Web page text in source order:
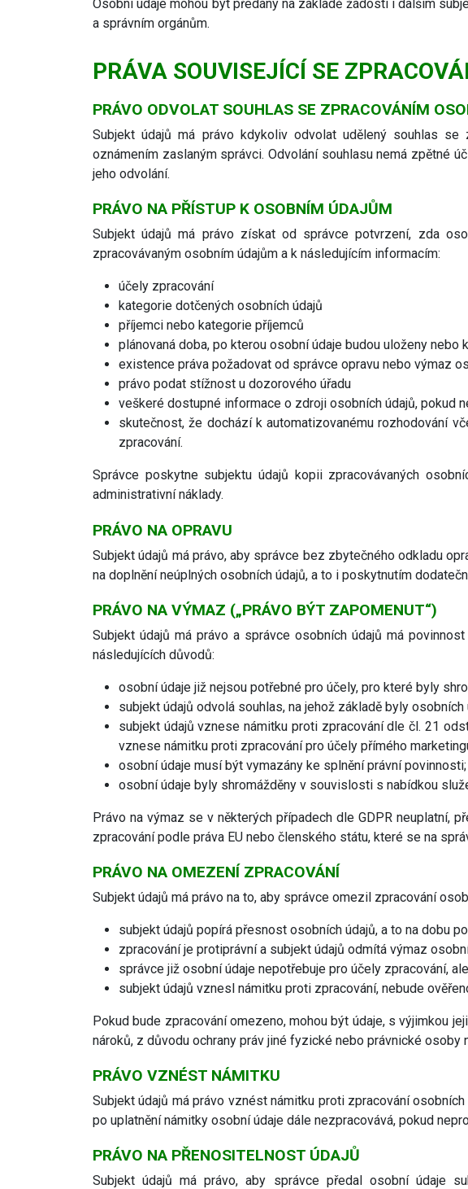
Osobní údaje mohou být předány na základě žádosti i dalším
a správním orgánům.
PRÁVA SOUVISEJÍCÍ SE
PRÁVO ODVOLAT SOUHLAS SE ZPRACOVÁNÍM
Subjekt údajů má právo kdykoliv odvolat udělený souhlas
oznámením zaslaným správci. Odvolání souhlasu nemá zpětné
jeho odvolání.
PRÁVO NA PŘÍSTUP K OSOBNÍM ÚDAJŮM
Subjekt údajů má právo získat od správce potvrzení, zda
zpracovávaným osobním údajům a k následujícím informacím:
účely zpracování
kategorie dotčených osobních údajů
příjemci nebo kategorie příjemců
plánovaná doba, po kterou osobní údaje budou uloženy
existence práva požadovat od správce opravu nebo výmaz
právo podat stížnost u dozorového úřadu
veškeré dostupné informace o zdroji osobních údajů, pokud
skutečnost, že dochází k automatizovanému rozhodování
zpracování.
Správce poskytne subjektu údajů kopii zpracovávaných
administrativní náklady.
PRÁVO NA OPRAVU
Subjekt údajů má právo, aby správce bez zbytečného odkladu
na doplnění neúplných osobních údajů, a to i poskytnutím
PRÁVO NA VÝMAZ („PRÁVO BÝT ZAPOMENUT“)
Subjekt údajů má právo a správce osobních údajů má
následujících důvodů:
osobní údaje již nejsou potřebné pro účely, pro které byly
subjekt údajů odvolá souhlas, na jehož základě byly
subjekt údajů vznese námitku proti zpracování dle čl. 21
vznese námitku proti zpracování pro účely přímého
osobní údaje musí být vymazány ke splnění právní povinnosti;
osobní údaje byly shromážděny v souvislosti s nabídkou
Právo na výmaz se v některých případech dle GDPR neuplatní,
zpracování podle práva EU nebo členského státu, které se na
PRÁVO NA OMEZENÍ ZPRACOVÁNÍ
Subjekt údajů má právo na to, aby správce omezil zpracování
subjekt údajů popírá přesnost osobních údajů, a to na dobu
zpracování je protiprávní a subjekt údajů odmítá výmaz
správce již osobní údaje nepotřebuje pro účely zpracování,
subjekt údajů vznesl námitku proti zpracování, nebude
Pokud bude zpracování omezeno, mohou být údaje, s výjimkou
nároků, z důvodu ochrany práv jiné fyzické nebo právnické
PRÁVO VZNÉST NÁMITKU
Subjekt údajů má právo vznést námitku proti zpracování
po uplatnění námitky osobní údaje dále nezpracovává, pokud
PRÁVO NA PŘENOSITELNOST ÚDAJŮ
Subjekt údajů má právo, aby správce předal osobní údaje